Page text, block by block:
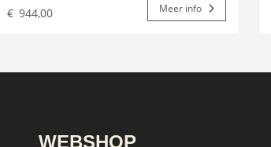
€ 944,00 Meer info
WEBSHOP